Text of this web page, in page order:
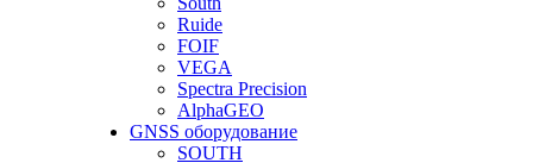
Ruide
FOIF
VEGA
Spectra Precision
AlphaGEO
GNSS оборудование
SOUTH